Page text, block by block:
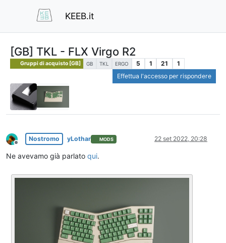
KEEB.it
[GB] TKL - FLX Virgo R2
Gruppi di acquisto [GB] GB TKL ERGO 5 1 21
1
Effettua l'accesso per rispondere
Non in linea
Nostromo yLothar MODS 22 set 2022, 20:28
Ne avevamo già parlato qui.